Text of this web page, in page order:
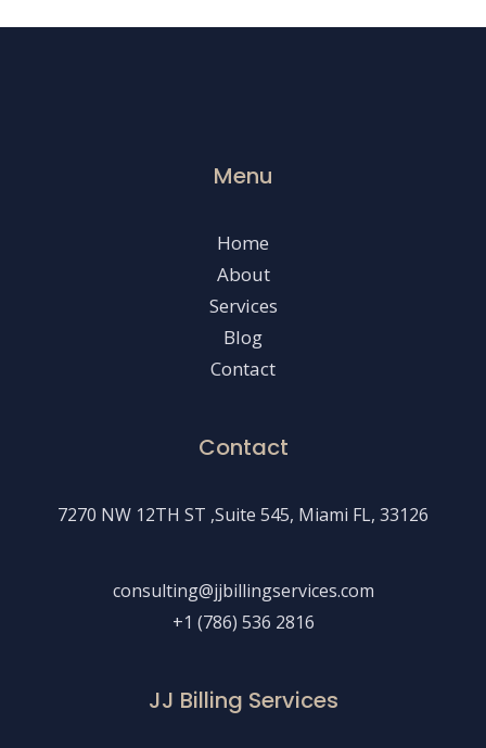
Menu
Home
About
Services
Blog
Contact
Contact
7270 NW 12TH ST ,Suite 545, Miami FL, 33126
consulting@jjbillingservices.com
+1 (786) 536 2816
JJ Billing Services